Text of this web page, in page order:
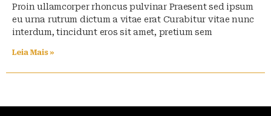
Proin ullamcorper rhoncus pulvinar Praesent sed ipsum
eu urna rutrum dictum a vitae erat Curabitur vitae nunc
interdum, tincidunt eros sit amet, pretium sem
Leia Mais »